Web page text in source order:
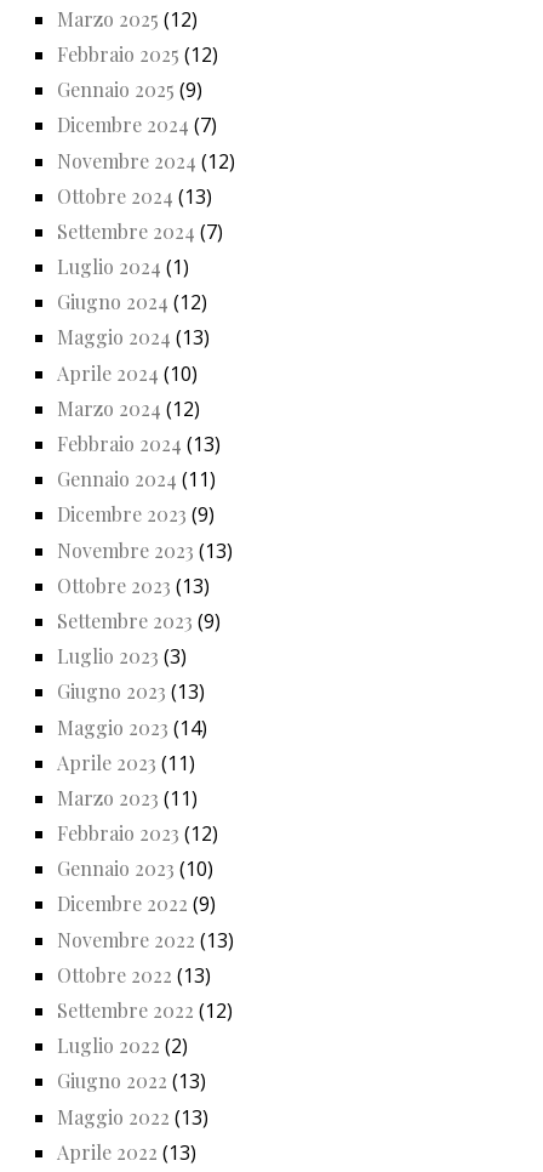
Marzo 2025 (12)
Febbraio 2025 (12)
Gennaio 2025 (9)
Dicembre 2024 (7)
Novembre 2024 (12)
Ottobre 2024 (13)
Settembre 2024 (7)
Luglio 2024 (1)
Giugno 2024 (12)
Maggio 2024 (13)
Aprile 2024 (10)
Marzo 2024 (12)
Febbraio 2024 (13)
Gennaio 2024 (11)
Dicembre 2023 (9)
Novembre 2023 (13)
Ottobre 2023 (13)
Settembre 2023 (9)
Luglio 2023 (3)
Giugno 2023 (13)
Maggio 2023 (14)
Aprile 2023 (11)
Marzo 2023 (11)
Febbraio 2023 (12)
Gennaio 2023 (10)
Dicembre 2022 (9)
Novembre 2022 (13)
Ottobre 2022 (13)
Settembre 2022 (12)
Luglio 2022 (2)
Giugno 2022 (13)
Maggio 2022 (13)
Aprile 2022 (13)